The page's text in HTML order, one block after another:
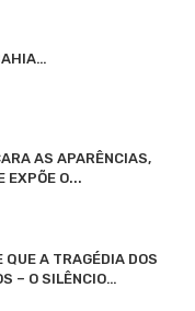
AS APARÊNCIAS,
EXPÕE O...
A TRAGÉDIA DOS
– O SILÊNCIO…